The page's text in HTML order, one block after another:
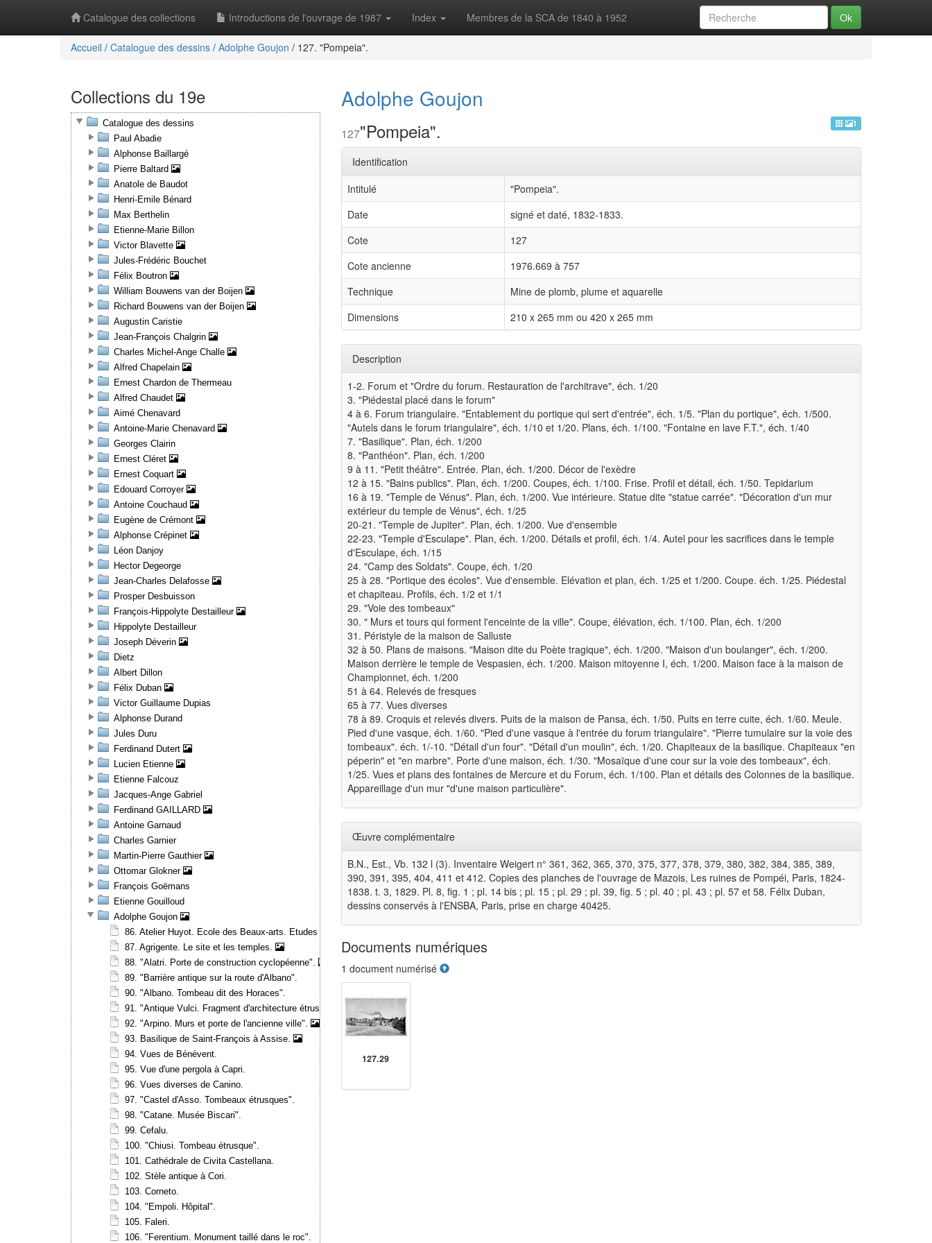
Catalogue des collections Introductions de l'ouvrage de 1987 Index Membres de la SCA de 1840 à 1952 Ok
Accueil / Catalogue des dessins / Adolphe Goujon / 127. "Pompeia".
Adolphe Goujon
1
127"Pompeia".
Identification
Intitulé
"Pompeia".
Date
signé et daté, 1832-1833.
Cote
127
Cote ancienne
1976.669 à 757
Technique
Mine de plomb, plume et aquarelle
Dimensions
210 x 265 mm ou 420 x 265 mm
Description
1-2. Forum et "Ordre du forum. Restauration de l'architrave", éch. 1/20
3. "Piédestal placé dans le forum"
4 à 6. Forum triangulaire. "Entablement du portique qui sert d'entrée", éch. 1/5. "Plan du portique", éch. 1/500.
"Autels dans le forum triangulaire", éch. 1/10 et 1/20. Plans, éch. 1/100. "Fontaine en lave F.T.", éch. 1/40
7. "Basilique". Plan, éch. 1/200
8. "Panthéon". Plan, éch. 1/200
9 à 11. "Petit théâtre". Entrée. Plan, éch. 1/200. Décor de l'exèdre
12 à 15. "Bains publics". Plan, éch. 1/200. Coupes, éch. 1/100. Frise. Profil et détail, éch. 1/50. Tepidarium
16 à 19. "Temple de Vénus". Plan, éch. 1/200. Vue intérieure. Statue dite "statue carrée". "Décoration d'un mur
extérieur du temple de Vénus", éch. 1/25
20-21. "Temple de Jupiter". Plan, éch. 1/200. Vue d'ensemble
22-23. "Temple d'Esculape". Plan, éch. 1/200. Détails et profil, éch. 1/4. Autel pour les sacrifices dans le temple
d'Esculape, éch. 1/15
24. "Camp des Soldats". Coupe, éch. 1/20
25 à 28. "Portique des écoles". Vue d'ensemble. Elévation et plan, éch. 1/25 et 1/200. Coupe. éch. 1/25. Piédestal
et chapiteau. Profils, éch. 1/2 et 1/1
29. "Voie des tombeaux"
30. " Murs et tours qui forment l'enceinte de la ville". Coupe, élévation, éch. 1/100. Plan, éch. 1/200
31. Péristyle de la maison de Salluste
32 à 50. Plans de maisons. "Maison dite du Poète tragique", éch. 1/200. "Maison d'un boulanger", éch. 1/200.
Maison derrière le temple de Vespasien, éch. 1/200. Maison mitoyenne I, éch. 1/200. Maison face à la maison de
Championnet, éch. 1/200
51 à 64. Relevés de fresques
65 à 77. Vues diverses
78 à 89. Croquis et relevés divers. Puits de la maison de Pansa, éch. 1/50. Puits en terre cuite, éch. 1/60. Meule.
Pied d'une vasque, éch. 1/60. "Pied d'une vasque à l'entrée du forum triangulaire". "Pierre tumulaire sur la voie des
tombeaux". éch. 1/-10. "Détail d'un four". "Détail d'un moulin", éch. 1/20. Chapiteaux de la basilique. Chapiteaux "en
péperin" et "en marbre". Porte d'une maison, éch. 1/30. "Mosaïque d'une cour sur la voie des tombeaux", éch.
1/25. Vues et plans des fontaines de Mercure et du Forum, éch. 1/100. Plan et détails des Colonnes de la basilique.
Appareillage d'un mur "d'une maison particulière".
Œuvre complémentaire
B.N., Est., Vb. 132 l (3). Inventaire Weigert n° 361, 362, 365, 370, 375, 377, 378, 379, 380, 382, 384, 385, 389,
390, 391, 395, 404, 411 et 412. Copies des planches de l'ouvrage de Mazois, Les ruines de Pompéi, Paris, 1824-
1838. t. 3, 1829. Pl. 8, fig. 1 ; pl. 14 bis ; pl. 15 ; pl. 29 ; pl. 39, fig. 5 ; pl. 40 ; pl. 43 ; pl. 57 et 58. Félix Duban,
dessins conservés à l'ENSBA, Paris, prise en charge 40425.
Documents numériques
1 document numérisé
127.29
Collections du 19e
Catalogue des dessins
Paul Abadie
Alphonse Baillargé
Pierre Baltard
Anatole de Baudot
Henri-Emile Bénard
Max Berthelin
Etienne-Marie Billon
Victor Blavette
Jules-Frédéric Bouchet
Félix Boutron
William Bouwens van der Boijen
Richard Bouwens van der Boijen
Augustin Caristie
Jean-François Chalgrin
Charles Michel-Ange Challe
Alfred Chapelain
Ernest Chardon de Thermeau
Alfred Chaudet
Aimé Chenavard
Antoine-Marie Chenavard
Georges Clairin
Ernest Cléret
Ernest Coquart
Edouard Corroyer
Antoine Couchaud
Eugène de Crémont
Alphonse Crépinet
Léon Danjoy
Hector Degeorge
Jean-Charles Delafosse
Prosper Desbuisson
François-Hippolyte Destailleur
Hippolyte Destailleur
Joseph Déverin
Dietz
Albert Dillon
Félix Duban
Victor Guillaume Dupias
Alphonse Durand
Jules Duru
Ferdinand Dutert
Lucien Etienne
Etienne Falcouz
Jacques-Ange Gabriel
Ferdinand GAILLARD
Antoine Garnaud
Charles Garnier
Martin-Pierre Gauthier
Ottomar Glokner
François Goëmans
Etienne Gouilloud
Adolphe Goujon
86. Atelier Huyot. Ecole des Beaux-arts. Etudes et projets.
87. Agrigente. Le site et les temples.
88. "Alatri. Porte de construction cyclopéenne".
89. "Barrière antique sur la route d'Albano".
90. "Albano. Tombeau dit des Horaces".
91. "Antique Vulci. Fragment d'architecture étrusque trouvé près d'un tumulus immense nommé Cucumella".
92. "Arpino. Murs et porte de l'ancienne ville".
93. Basilique de Saint-François à Assise.
94. Vues de Bénévent.
95. Vue d'une pergola à Capri.
96. Vues diverses de Canino.
97. "Castel d'Asso. Tombeaux étrusques".
98. "Catane. Musée Biscari".
99. Cefalu.
100. "Chiusi. Tombeau étrusque".
101. Cathédrale de Civita Castellana.
102. Stèle antique à Cori.
103. Corneto.
104. "Empoli. Hôpital".
105. Faleri.
106. "Ferentium. Monument taillé dans le roc".